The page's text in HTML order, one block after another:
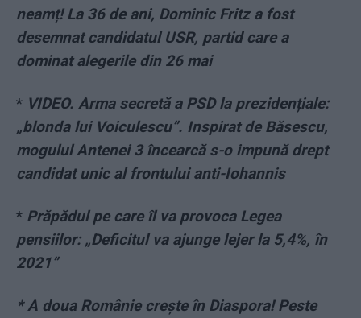
neamț! La 36 de ani, Dominic Fritz a fost
desemnat candidatul USR, partid care a
dominat alegerile din 26 mai
* VIDEO. Arma secretă a PSD la prezidențiale:
„blonda lui Voiculescu”. Inspirat de Băsescu,
mogulul Antenei 3 încearcă s-o impună drept
candidat unic al frontului anti-Iohannis
* Prăpădul pe care îl va provoca Legea
pensiilor: „Deficitul va ajunge lejer la 5,4%, în
2021”
* A doua Românie creşte în Diaspora! Peste